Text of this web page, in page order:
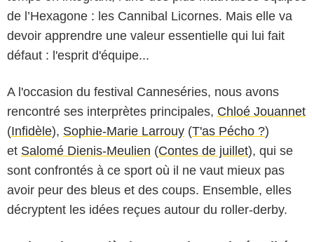
de l’Hexagone : les Cannibal Licornes. Mais elle va
devoir apprendre une valeur essentielle qui lui fait
défaut : l'esprit d'équipe...
A l'occasion du festival Canneséries, nous avons
rencontré ses interprètes principales, Chloé Jouannet
(Infidèle), Sophie-Marie Larrouy (T'as Pécho ?)
et Salomé Dienis-Meulien (Contes de juillet), qui se
sont confrontés à ce sport où il ne vaut mieux pas
avoir peur des bleus et des coups. Ensemble, elles
décryptent les idées reçues autour du roller-derby.